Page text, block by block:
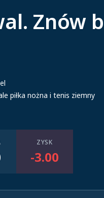
Znów
piłka nożna i tenis ziemny
ZYSK
-3.00